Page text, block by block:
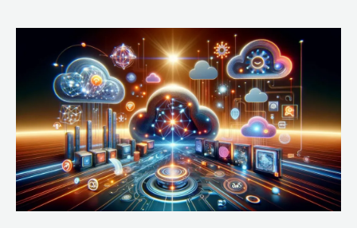
Nuvem:
Google
Cloud,
AWS
e
Azure